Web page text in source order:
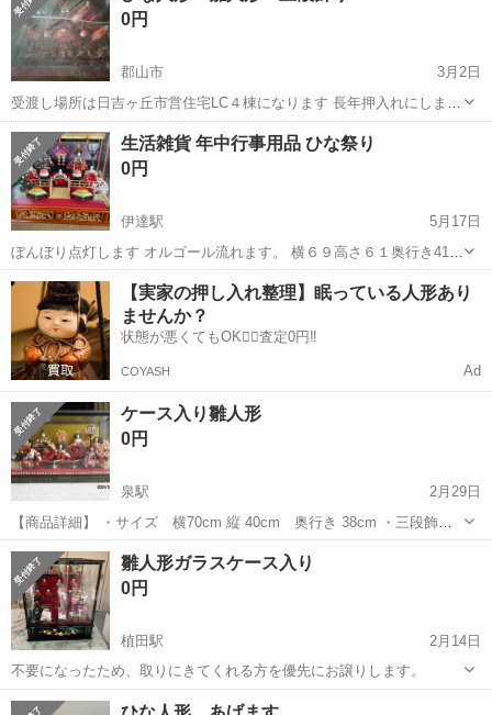
0円
郡山市
3月2日
受渡し場所は日吉ヶ丘市営住宅LC４棟になります 長年押入れにしまっ
てありました 引き取り限定 今週限定でお願い致します。 宜しくお願
い致します
福島 郡山市 年中行事用品 雛人形
生活雑貨 年中行事用品 ひな祭り
0円
伊達駅
5月17日
ぼんぼり点灯します オルゴール流れます。 横６９高さ６１奥行き41セ
ンチ 娘が大人になり飾らなくなりました。 使っていただける方がいた
らよろしくお願いします
福島 伊達市 伊達駅 年中行事用品 用品
【実家の押し入れ整理】眠っている人形あり
ませんか？
状態が悪くてもOK🙆‍♀️査定0円‼️
COYASH Ad
ケース入り雛人形
0円
泉駅
2月29日
【商品詳細】 ・サイズ 横70cm 縦 40cm 奥行き 38cm ・三段飾り
・「うれしいひな祭り」オルゴール付 ・本体に割れ、ひび、目立つ汚
れ、シミはありません ・直接取りに来て頂くことが条件です。 ※保管
用...
福島 いわき市 泉駅 年中行事用品
雛人形ガラスケース入り
0円
植田駅
2月14日
不要になったため、取りにきてくれる方を優先にお譲りします。
福島 いわき市 植田駅 年中行事用品